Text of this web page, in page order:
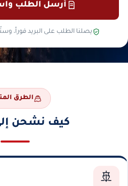
أرسل الطلب
يصلنا الطلب على البريد فوراً،
الطرق
كيف نشحن
🚢